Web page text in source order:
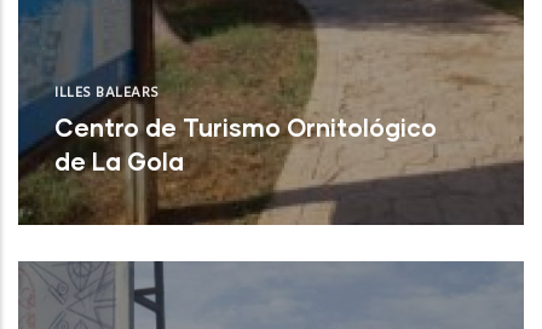
ILLES BALEARS
Centro de Turismo Ornitológico
de La Gola
Pollença (Illes Balears)